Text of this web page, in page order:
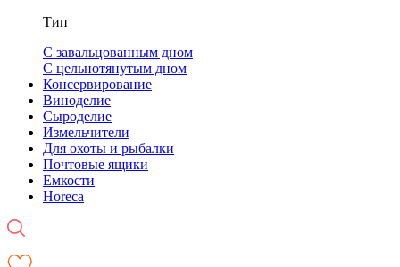
Тип
С завальцованным дном
С цельнотянутым дном
Консервирование
Виноделие
Сыроделие
Измельчители
Для охоты и рыбалки
Почтовые ящики
Емкости
Horeca